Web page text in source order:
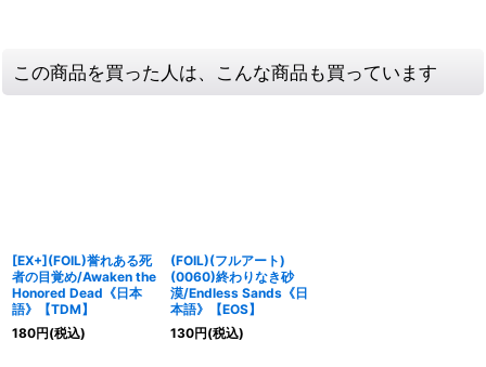
この商品を買った人は、こんな商品も買っています
[EX+](FOIL)誉れある死
者の目覚め/Awaken the
Honored Dead《日本
語》【TDM】
180円(税込)
(FOIL)(フルアート)
(0060)終わりなき砂
漠/Endless Sands《日
本語》【EOS】
130円(税込)